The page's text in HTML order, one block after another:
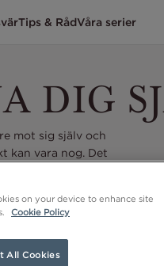
Tips & RådVåra serier
DIG
mot sig själv och
kan vara nog. Det
on your device to enhance site
Cookie Policy
All Cookies